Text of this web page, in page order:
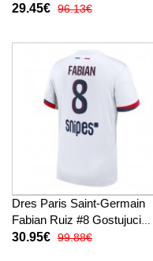
djecu 2025-26 Kratak Rukav
29.45€ 96.13€
Dres Paris Saint-Germain
Fabian Ruiz #8 Gostujuci
2025-26 Kratak Rukav
30.95€ 99.88€